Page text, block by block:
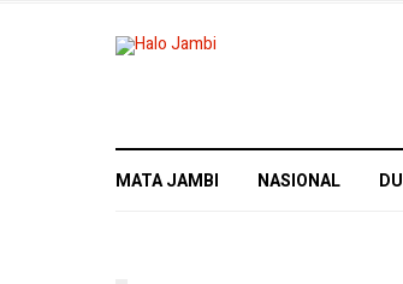
MATA JAMBI NASIONAL